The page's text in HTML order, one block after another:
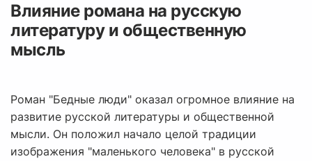
Влияние романа на русскую
литературу и общественную
мысль
Роман "Бедные люди" оказал огромное влияние на
развитие русской литературы и общественной
мысли. Он положил начало целой традиции
изображения "маленького человека" в русской